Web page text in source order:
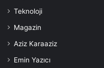
Teknoloji
Magazin
Aziz Karaaziz
Emin Yazıcı